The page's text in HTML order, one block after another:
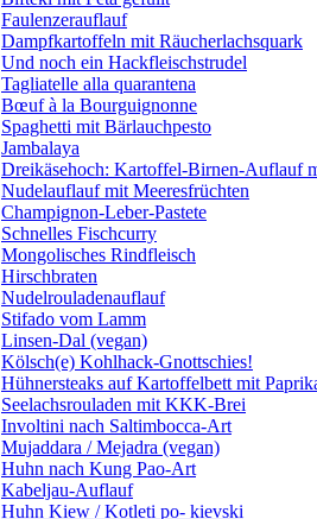
Faulenzerauflauf
Dampfkartoffeln mit Räucherlachsquark
Und noch ein Hackfleischstrudel
Tagliatelle alla quarantena
Bœuf à la Bourguignonne
Spaghetti mit Bärlauchpesto
Jambalaya
Dreikäsehoch: Kartoffel-Birnen-Auflauf
Nudelauflauf mit Meeresfrüchten
Champignon-Leber-Pastete
Schnelles Fischcurry
Mongolisches Rindfleisch
Hirschbraten
Nudelrouladenauflauf
Stifado vom Lamm
Linsen-Dal (vegan)
Kölsch(e) Kohlhack-Gnottschies!
Hühnersteaks auf Kartoffelbett mit
Seelachsrouladen mit KKK-Brei
Involtini nach Saltimbocca-Art
Mujaddara / Mejadra (vegan)
Huhn nach Kung Pao-Art
Kabeljau-Auflauf
Huhn Kiew / Kotleti po- kievski